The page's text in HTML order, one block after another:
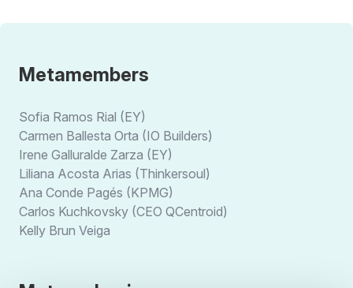
Metamembers
Sofia Ramos Rial (EY)
Carmen Ballesta Orta (IO Builders)
Irene Galluralde Zarza (EY)
Liliana Acosta Arias (Thinkersoul)
Ana Conde Pagés (KPMG)
Carlos Kuchkovsky (CEO QCentroid)
Kelly Brun Veiga